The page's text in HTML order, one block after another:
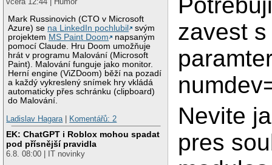
Mark Russinovich (CTO v Microsoft
Azure) se na LinkedIn pochlubil
svým
projektem MS Paint Doom
napsaným
pomocí Claude. Hru Doom umožňuje
hrát v programu Malování (Microsoft
Paint). Malování funguje jako monitor.
Herní engine (ViZDoom) běží na pozadí
a každý vykreslený snímek hry vkládá
automaticky přes schránku (clipboard)
do Malování.
Ladislav Hagara
Komentářů: 2
EK: ChatGPT i Roblox mohou spadat
pod přísnější pravidla
6.8. 08:00 | IT novinky
zavest s
Nevite
pres